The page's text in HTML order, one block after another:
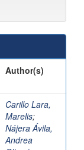
Author(s)
Carillo Lara,
Marelis;
Nájera Ávila,
Andrea